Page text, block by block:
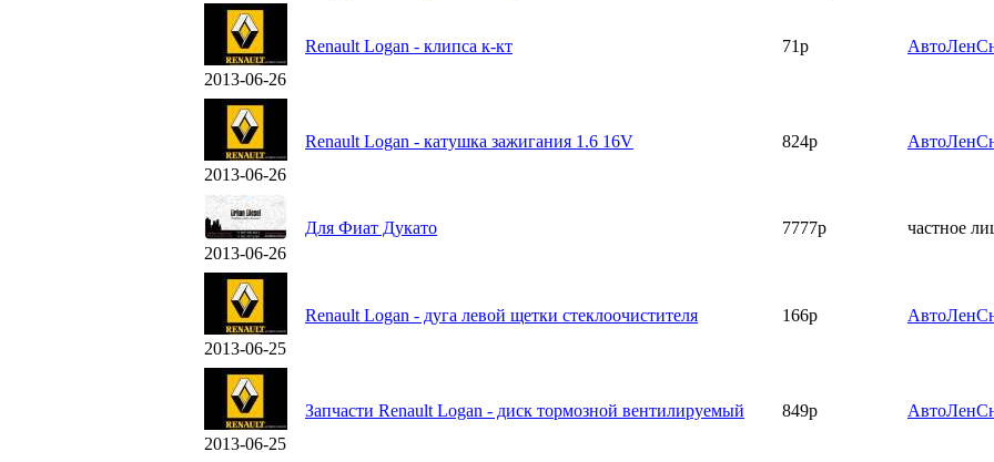
2013-06-26
Renault Logan - клипса к-кт 71р
2013-06-26
Renault Logan - катушка зажигания 1.6 16V 824р
2013-06-26
Для Фиат Дукато 7777р частное
2013-06-25
Renault Logan - дуга левой щетки стеклоочистителя 166р
2013-06-25
Запчасти Renault Logan - диск тормозной вентилируемый 849р